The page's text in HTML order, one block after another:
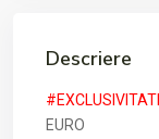
Descriere
EURO